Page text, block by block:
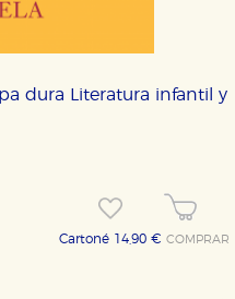
dura Literatura infantil y
Cartoné 14,90 €COMPRAR